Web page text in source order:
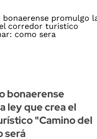
bonaerense
ley que crea el
"Camino del
será